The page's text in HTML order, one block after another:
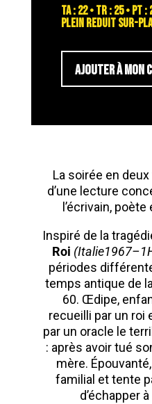
TA : 22 • TR : 25 • PT
plein reduit sur-
AJOUTER À MON
La soirée en
d’une lecture
l’écrivain,
Inspiré de la
Roi
périodes
temps antique de
60. Œdipe,
recueilli par un roi
par un oracle le
: après avoir tué
mère.
familial et tente
d’échapper